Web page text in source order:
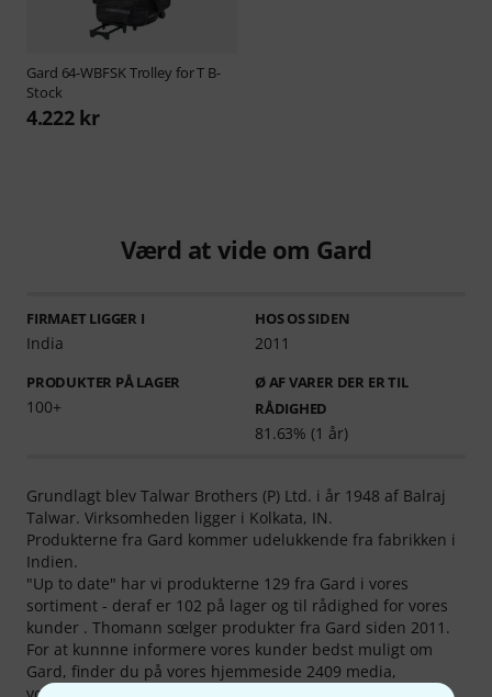
Gard 64-WBFSK Trolley for T B-
Stock
4.222 kr
Værd at vide om Gard
FIRMAET LIGGER I
India
HOS OS SIDEN
2011
PRODUKTER PÅ LAGER
100+
Ø AF VARER DER ER TIL
RÅDIGHED
81.63% (1 år)
Grundlagt blev Talwar Brothers (P) Ltd. i år 1948 af Balraj
Talwar. Virksomheden ligger i Kolkata, IN.
Produkterne fra Gard kommer udelukkende fra fabrikken i
Indien.
"Up to date" har vi produkterne 129 fra Gard i vores
sortiment - deraf er 102 på lager og til rådighed for vores
kunder . Thomann sœlger produkter fra Gard siden 2011.
For at kunnne informere vores kunder bedst muligt om
Gard, finder du på vores hjemmeside 2409 media,